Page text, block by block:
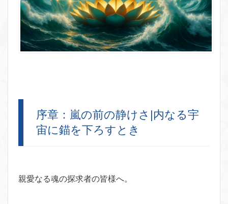
序章：嵐の前の静けさ|内なる宇
宙に錨を下ろすとき
親愛なる魂の探求者の皆様へ。